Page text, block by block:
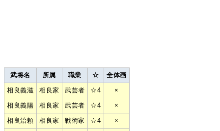
武将名 所属 職業 ☆ 全体画
相良義滋 相良家 武芸者 ☆4 ×
相良義陽 相良家 武芸者 ☆4 ×
相良治頼 相良家 戦術家 ☆4 ×